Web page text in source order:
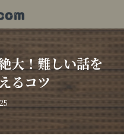
大！難しい話を
るコツ